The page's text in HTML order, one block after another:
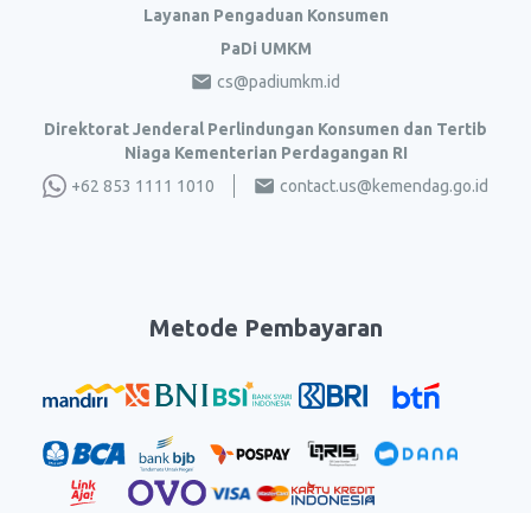
Layanan Pengaduan Konsumen
PaDi UMKM
cs@padiumkm.id
Direktorat Jenderal Perlindungan Konsumen dan Tertib
Niaga Kementerian Perdagangan RI
+62 853 1111 1010
contact.us@kemendag.go.id
Metode Pembayaran